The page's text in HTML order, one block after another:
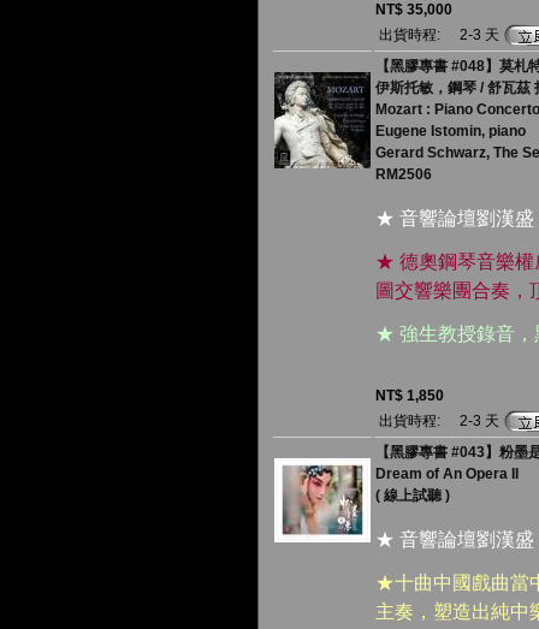
NT$ 35,000
出貨時程:
2-3 天
【黑膠專書 #048】莫
伊斯托敏，鋼琴 / 舒瓦茲
Mozart : Piano
Eugene Istomin, piano
Gerard Schwarz, The
RM2506
★ 音響論壇劉漢盛
★ 德奧鋼琴音樂權
圖交響樂團合奏，
★ 強生教授錄音，
NT$ 1,850
出貨時程:
2-3 天
【黑膠專書 #043】粉墨
Dream of An Opera II
( 線上試聽 )
★ 音響論壇劉漢盛
★十曲中國戲曲當
主奏，塑造出純中